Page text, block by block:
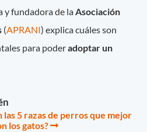
y fundadora de laAsociación
(APRANI) explica cuáles son
para poderadoptar un
las 5 razas de perros que mejor
los gatos?